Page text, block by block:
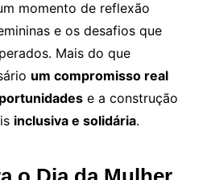
momento de reflexão
e os desafios que
Mais do que
um compromisso real
e a construção
inclusiva e solidária.